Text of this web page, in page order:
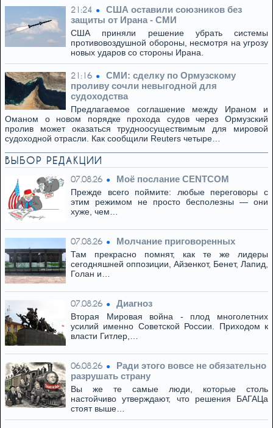
21:24
США оставили союзников без
защиты от Ирана - СМИ
США приняли решение убрать системы
противовоздушной обороны, несмотря на угрозу
новых ударов со стороны Ирана.
21:16
СМИ: сделку по Ормузскому
проливу сочли невыгодной для
судоходства
Предлагаемое соглашение между Ираном и
Оманом о новом порядке прохода судов через Ормузский
пролив может оказаться трудноосуществимым для мировой
судоходной отрасли. Как сообщили Reuters четыре…
ВЫБОР РЕДАКЦИИ
07.08.26 Моё послание CENTCOM
Прежде всего поймите: любые переговоры с
этим режимом не просто бесполезны — они
хуже, чем…
07.08.26 Молчание приговоренных
Там прекрасно помнят, как те же лидеры
сегодняшней оппозиции, Айзенкот, Бенет, Лапид,
Голан и…
07.08.26 Диагноз
Вторая Мировая война - плод многолетних
усилий именно Советской России. Приходом к
власти Гитлер,…
06.08.26
Ради этого вовсе не обязательно
разрушать страну
Вы же те самые люди, которые столь
настойчиво утверждают, что решения БАГАЦа
стоят выше…